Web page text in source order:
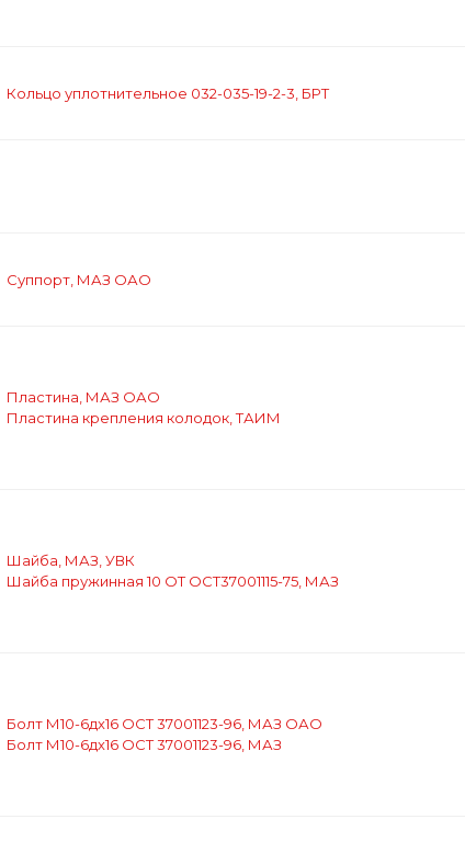
Кольцо уплотнительное 032-035-19-2-3, БРТ
Суппорт, МАЗ ОАО
Пластина, МАЗ ОАО
Пластина крепления колодок, ТАИМ
Шайба, МАЗ, УВК
Шайба пружинная 10 ОТ ОСТ37001115-75, МАЗ
Болт М10-6дх16 ОСТ 37001123-96, МАЗ ОАО
Болт М10-6дх16 ОСТ 37001123-96, МАЗ